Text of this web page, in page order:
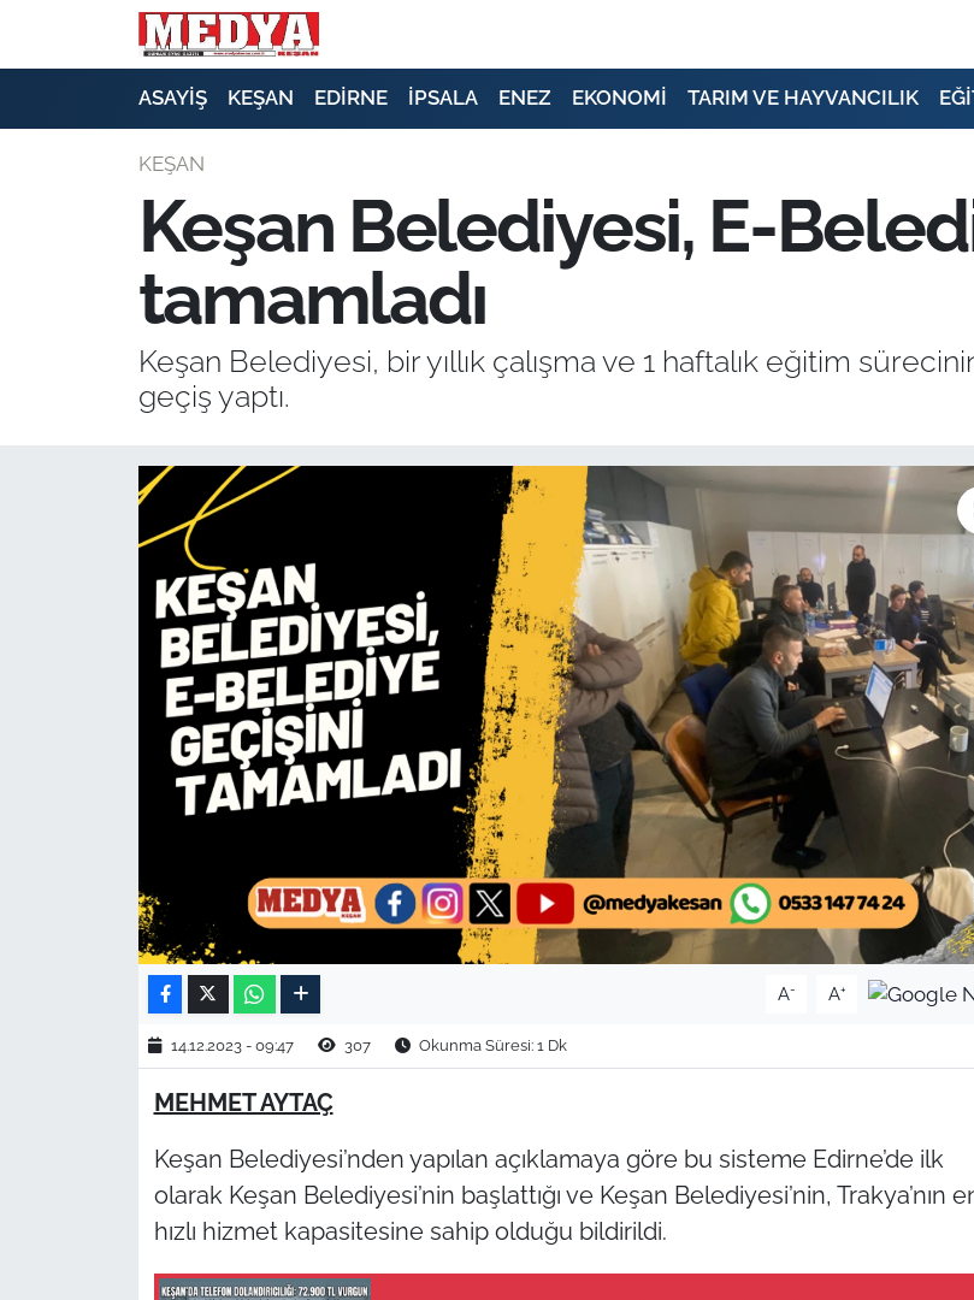
ASAYİŞ KEŞAN EDİRNE İPSALA ENEZ EKONOMİ TARIM VE HAYVANCILIK
KEŞAN
Keşan Belediyesi, E-
tamamladı
Keşan Belediyesi, bir yıllık çalışma ve 1 haftalık eğitim
geçiş yaptı.
A- A+
14.12.2023 - 09:47 307 Okunma Süresi: 1 Dk
MEHMET AYTAÇ
Keşan Belediyesi’nden yapılan açıklamaya göre bu sisteme Edirne’de ilk
olarak Keşan Belediyesi’nin başlattığı ve Keşan Belediyesi’nin, Trakya’nın
hızlı hizmet kapasitesine sahip olduğu bildirildi.
E-GAZETE
SİYASET
EKONOMİ
SAĞLIK
TARIM VE HAYVANCILIK
KÜLTÜR SANAT
RESMİ İLAN
EDİRNE
TEKİRDAĞ
KIRKLARELİ
ÇANAKKALE